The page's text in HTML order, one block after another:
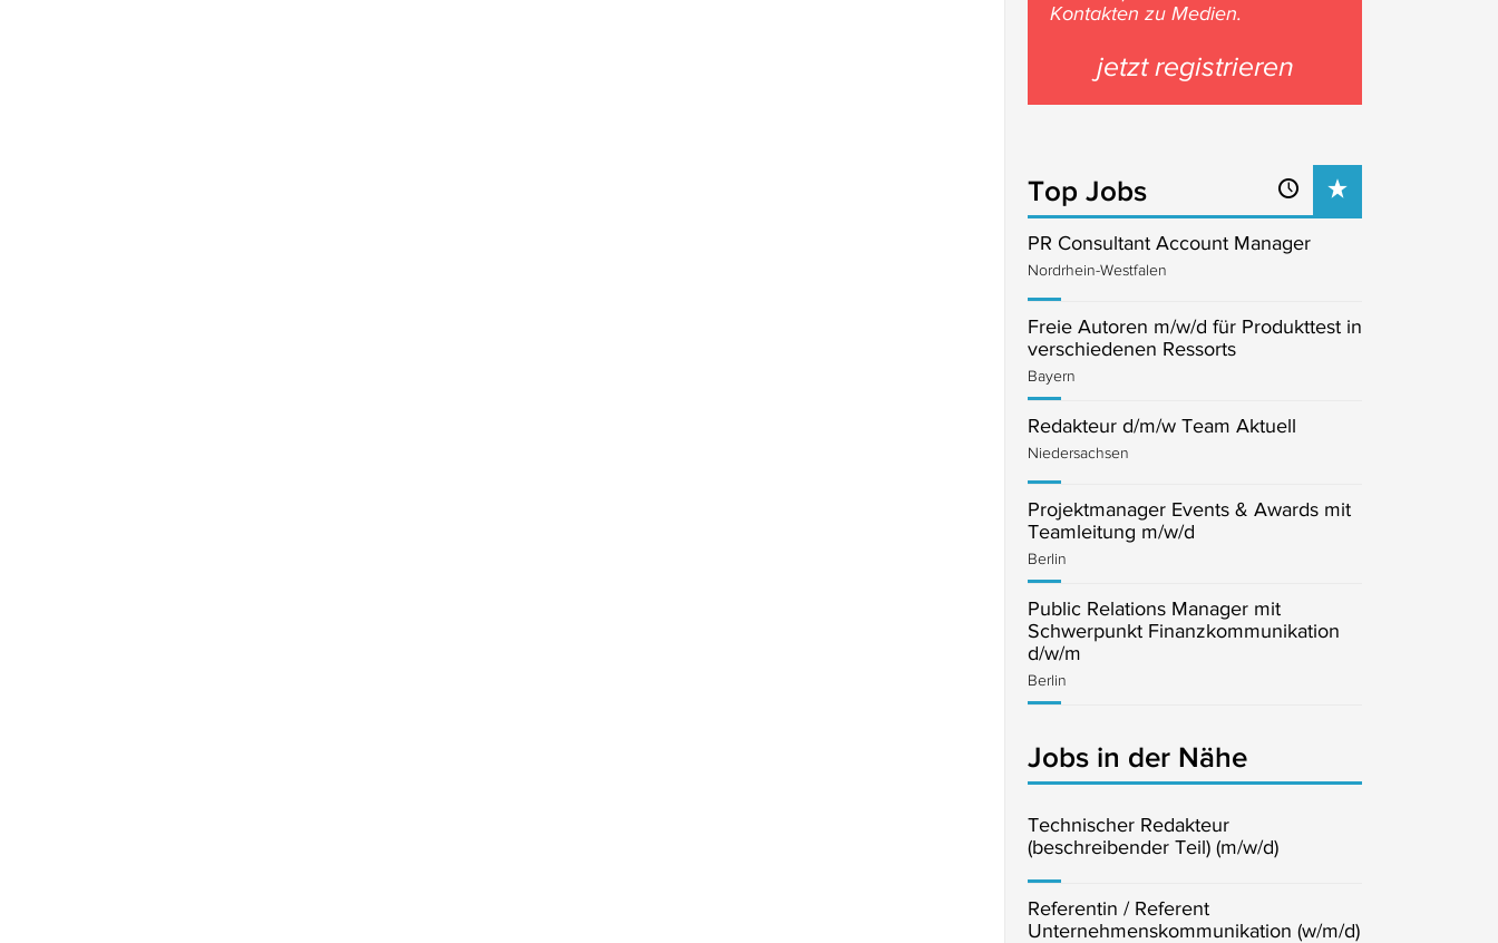
Kontakten zu Medien.
jetzt registrieren
Top Jobs
PR Consultant Account Manager
Nordrhein-Westfalen
Freie Autoren m/w/d für Produkttest in
verschiedenen Ressorts
Bayern
Redakteur d/m/w Team Aktuell
Niedersachsen
Projektmanager Events & Awards mit
Teamleitung m/w/d
Berlin
Public Relations Manager mit
Schwerpunkt Finanzkommunikation
d/w/m
Berlin
Jobs in der Nähe
Technischer Redakteur
(beschreibender Teil) (m/w/d)
Referentin / Referent
Unternehmenskommunikation (w/m/d)